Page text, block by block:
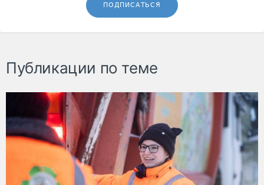
ПОДПИСАТЬСЯ
Публикации по теме